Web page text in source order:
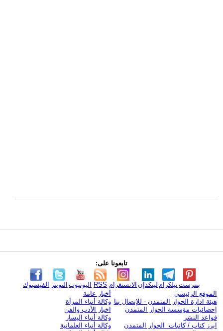
تابعونا على:
الفيسبوك التويتر اليوتيوب RSS الانستغرام لينكدإن تيلكرامبنترست
الموقع الرئيسي
هيئة ادارة الحوار المتمدن - للإتصال بنا
إحصائيات مؤسسة الحوار المتمدن
قواعد النشر
ابرز كتاب / كاتبات الحوار المتمدن
أخبار عامة
وكالة أنباء المرأة
اخبار الأدب والفن
وكالة أنباء اليسار
وكالة أنباء العلمانية